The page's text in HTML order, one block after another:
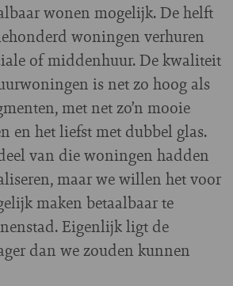
wonen mogelijk. De helft
woningen verhuren
of middenhuur. De kwaliteit
is net zo hoog als
met net zo’n mooie
en het liefst met dubbel glas.
van die woningen hadden
maar we willen het voor
maken betaalbaar te
Eigenlijk ligt de
dan we zouden kunnen